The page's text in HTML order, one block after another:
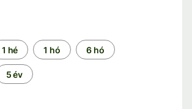
1 hé 1 hó 6 hó
5 év